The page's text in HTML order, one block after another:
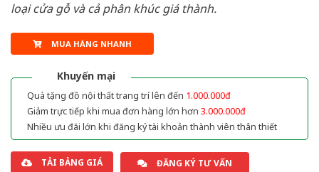
loại cửa gỗ và cả phân khúc giá thành.
MUA HÀNG NHANH
Khuyến mại
Quà tặng đồ nội thất trang trí lên đến 1.000.000đ
Giảm trực tiếp khi mua đơn hàng lớn hơn 3.000.000đ
Nhiều ưu đãi lớn khi đăng ký tài khoản thành viên thân thiết
TẢI BẢNG GIÁ ĐĂNG KÝ TƯ VẤN